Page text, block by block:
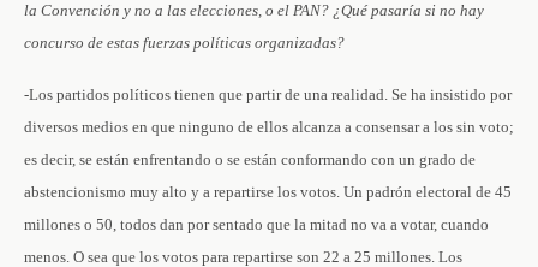
la Convención y no a las elecciones, o el PAN? ¿Qué pasaría si no hay
concurso de estas fuerzas políticas organizadas?
-Los partidos políticos tienen que partir de una realidad. Se ha insistido por
diversos medios en que ninguno de ellos alcanza a consensar a los sin voto;
es decir, se están enfrentando o se están conformando con un grado de
abstencionismo muy alto y a repartirse los votos. Un padrón electoral de 45
millones o 50, todos dan por sentado que la mitad no va a votar, cuando
menos. O sea que los votos para repartirse son 22 a 25 millones. Los